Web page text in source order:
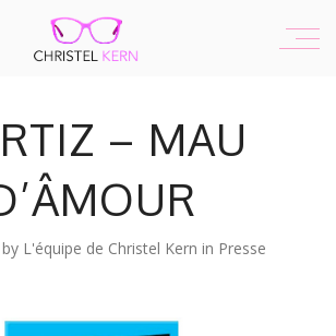
– MAU
by L'équipe de Christel Kern in Presse